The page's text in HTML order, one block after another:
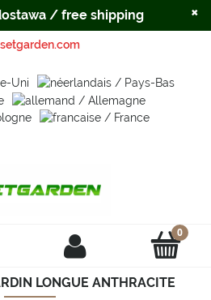
LONGUE ANTHRACITE
/ free shipping ×